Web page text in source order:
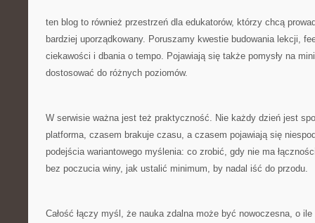
ten blog to również przestrzeń dla edukatorów, którzy chcą
bardziej uporządkowany. Poruszamy kwestie budowania lekcji,
ciekawości i dbania o tempo. Pojawiają się także pomysły na
dostosować do różnych poziomów.
W serwisie ważna jest też praktyczność. Nie każdy dzień jest
platforma, czasem brakuje czasu, a czasem pojawiają się
podejścia wariantowego myślenia: co zrobić, gdy nie ma
bez poczucia winy, jak ustalić minimum, by nadal iść do przodu.
Całość łączy myśl, że nauka zdalna może być nowoczesna, o